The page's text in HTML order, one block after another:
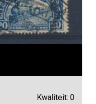
Kwaliteit: 0